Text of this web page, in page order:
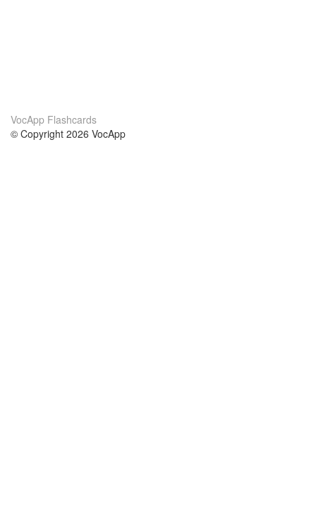
VocApp Flashcards
© Copyright 2026 VocApp